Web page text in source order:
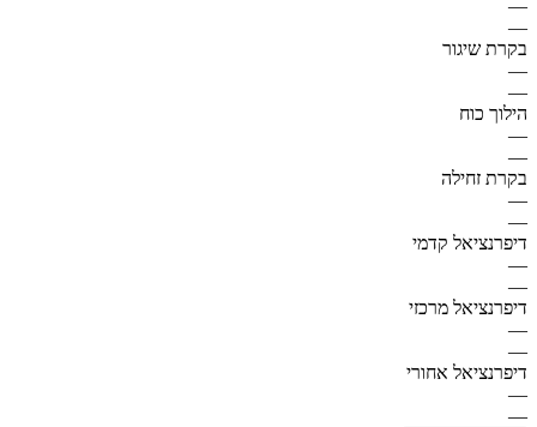
—
—
בקרת שיגור
—
—
הילוך כוח
—
—
בקרת זחילה
—
—
דיפרנציאל קדמי
—
—
דיפרנציאל מרכזי
—
—
דיפרנציאל אחורי
—
—